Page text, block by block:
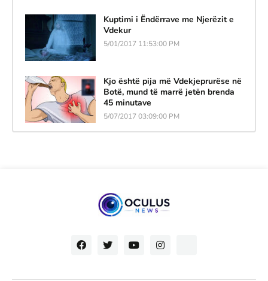
Kuptimi i Ëndërrave me Njerëzit e
Vdekur
5/01/2017 11:53:00 PM
Kjo është pija më Vdekjeprurëse në
Botë, mund të marrë jetën brenda
45 minutave
5/07/2017 03:09:00 PM